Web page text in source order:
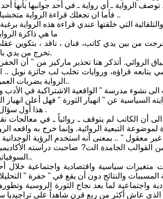
القارئ ..
فأما ان تجعلك قراءة الرواية متخشبا وإما ان تكون متمتعاً ..
التي خلقتها عندي قراءة هذه الرواية
ما هي ذاكرة
خرجت من بين يدي كاتب، فنان ، ناقد ، بتكوين
تخرج من يدي باحث سياسي أكاديمي.
الروائي. أتذكر هنا تحذير ماركيز من " أن
قراؤه، وروايات تخلب لب جائزة نوبل ..
الرواية بضربات العمود الصحفي السياسي..
الى نشوء مدرسة " الواقعية الاشتراكية في
السياسية عن " انهيار الثورة " فهل أعلن انهيار
هذا أول سؤال فرض عليّ مراجعته .
الكاتب لم يتوقف ـ روائياً ـ في معالجات
التبعية الروائية. وإنما خرج به واقعه
" .. بمعنى أنه استخدم الرؤية الوجدانية
القوالب الجامدة الت? صاحبت دراسته
السوفياتية أيام كان طالباً فيها..
سياسية واقتصادية واجتماعية خلال
واجتماعية لما بعد نجاح الثورة الروسية